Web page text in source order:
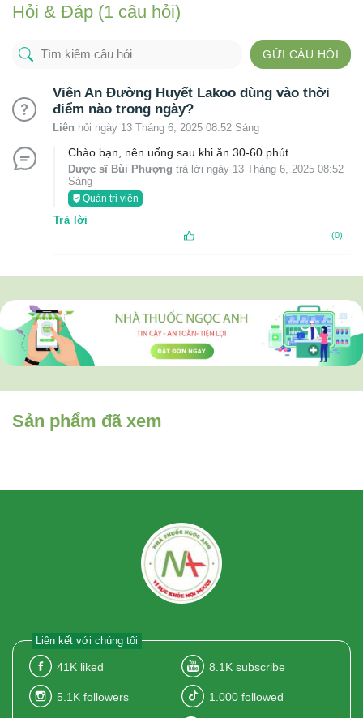
Hỏi & Đáp (1 câu hỏi)
GỬI CÂU HỎI
Viên An Đường Huyết Lakoo dùng vào thời
điểm nào trong ngày?
Liên hỏi ngày 13 Tháng 6, 2025 08:52 Sáng
Chào bạn, nên uống sau khi ăn 30-60 phút
Dược sĩ Bùi Phượng trả lời ngày 13 Tháng 6, 2025 08:52
Sáng
Quản trị viên
Trả lời
(0)
Sản phẩm đã xem
Liên kết với chúng tôi
41K liked 8.1K subscribe
5.1K followers 1.000 followed